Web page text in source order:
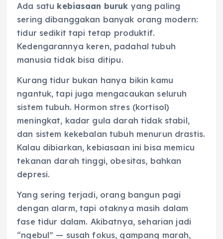
Ada satu kebiasaan buruk yang paling
sering dibanggakan banyak orang modern:
tidur sedikit tapi tetap produktif.
Kedengarannya keren, padahal tubuh
manusia tidak bisa ditipu.
Kurang tidur bukan hanya bikin kamu
ngantuk, tapi juga mengacaukan seluruh
sistem tubuh. Hormon stres (kortisol)
meningkat, kadar gula darah tidak stabil,
dan sistem kekebalan tubuh menurun drastis.
Kalau dibiarkan, kebiasaan ini bisa memicu
tekanan darah tinggi, obesitas, bahkan
depresi.
Yang sering terjadi, orang bangun pagi
dengan alarm, tapi otaknya masih dalam
fase tidur dalam. Akibatnya, seharian jadi
“ngebul” — susah fokus, gampang marah,